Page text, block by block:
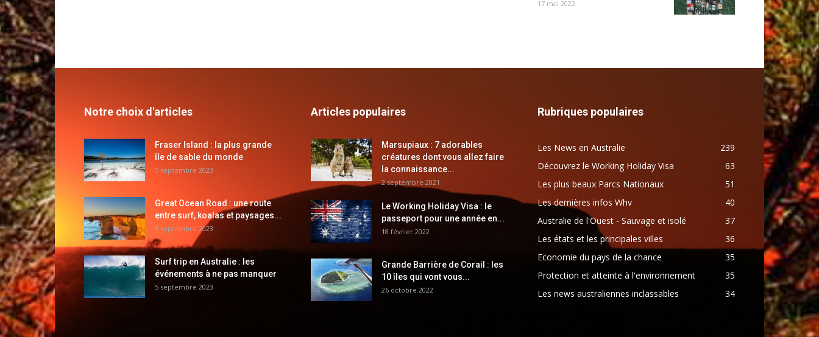
17 mai 2022
Notre choix d'articles
Fraser Island : la plus grande
île de sable du monde
5 septembre 2023
Great Ocean Road : une route
entre surf, koalas et paysages...
5 septembre 2023
Surf trip en Australie : les
événements à ne pas manquer
5 septembre 2023
Articles populaires
Marsupiaux : 7 adorables
créatures dont vous allez faire
la connaissance...
2 septembre 2021
Le Working Holiday Visa : le
passeport pour une année en...
18 février 2022
Grande Barrière de Corail : les
10 îles qui vont vous...
26 octobre 2022
Rubriques populaires
Les News en Australie
239
Découvrez le Working Holiday Visa
63
Les plus beaux Parcs Nationaux
51
Les dernières infos Whv
40
Australie de l'Ouest - Sauvage et isolé
37
Les états et les principales villes
36
Economie du pays de la chance
35
Protection et atteinte à l'environnement
35
Les news australiennes inclassables
34